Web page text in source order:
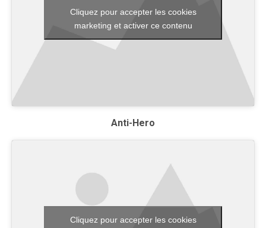
Cliquez pour accepter les cookies
marketing et activer ce contenu
Anti-Hero
Cliquez pour accepter les cookies